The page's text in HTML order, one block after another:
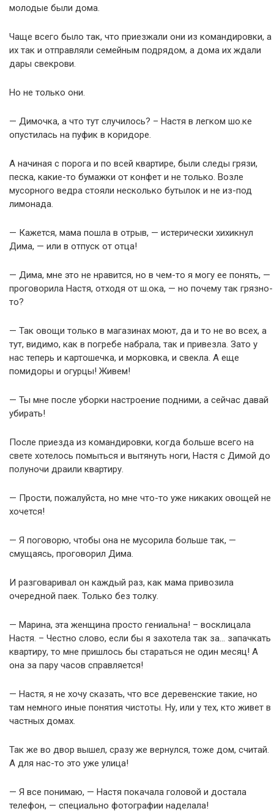
молодые были дома.
Чаще всего было так, что приезжали они из командировки, а
их так и отправляли семейным подрядом, а дома их ждали
дары свекрови.
Но не только они.
— Димочка, а что тут случилось? – Настя в легком шо.ке
опустилась на пуфик в коридоре.
А начиная с порога и по всей квартире, были следы грязи,
песка, какие-то бумажки от конфет и не только. Возле
мусорного ведра стояли несколько бутылок и не из-под
лимонада.
— Кажется, мама пошла в отрыв, — истерически хихикнул
Дима, — или в отпуск от отца!
— Дима, мне это не нравится, но в чем-то я могу ее понять, —
проговорила Настя, отходя от ш.ока, — но почему так грязно-
то?
— Так овощи только в магазинах моют, да и то не во всех, а
тут, видимо, как в погребе набрала, так и привезла. Зато у
нас теперь и картошечка, и морковка, и свекла. А еще
помидоры и огурцы! Живем!
— Ты мне после уборки настроение подними, а сейчас давай
убирать!
После приезда из командировки, когда больше всего на
свете хотелось помыться и вытянуть ноги, Настя с Димой до
полуночи драили квартиру.
— Прости, пожалуйста, но мне что-то уже никаких овощей не
хочется!
— Я поговорю, чтобы она не мусорила больше так, —
смущаясь, проговорил Дима.
И разговаривал он каждый раз, как мама привозила
очередной паек. Только без толку.
— Марина, эта женщина просто гениальна! – восклицала
Настя. – Честно слово, если бы я захотела так за… запачкать
квартиру, то мне пришлось бы стараться не один месяц! А
она за пару часов справляется!
— Настя, я не хочу сказать, что все деревенские такие, но
там немного иные понятия чистоты. Ну, или у тех, кто живет в
частных домах.
Так же во двор вышел, сразу же вернулся, тоже дом, считай.
А для нас-то это уже улица!
— Я все понимаю, — Настя покачала головой и достала
телефон, — специально фотографии наделала!